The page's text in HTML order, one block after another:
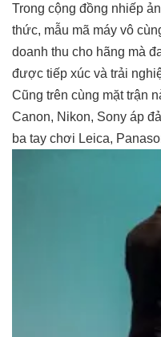
Trong cộng đồng nhiếp
thức, mẫu mã máy vô
doanh thu cho hãng mà
được tiếp xúc và trải
Cũng trên cùng mặt trận
Canon, Nikon, Sony áp
ba tay chơi Leica,